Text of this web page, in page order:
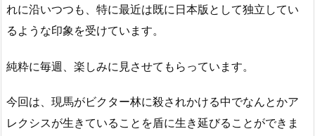
れに沿いつつも、特に最近は既に日本版として独立してい
るような印象を受けています。
純粋に毎週、楽しみに見させてもらっています。
今回は、現馬がビクター林に殺されかける中でなんとかア
レクシスが生きていることを盾に生き延びることができま